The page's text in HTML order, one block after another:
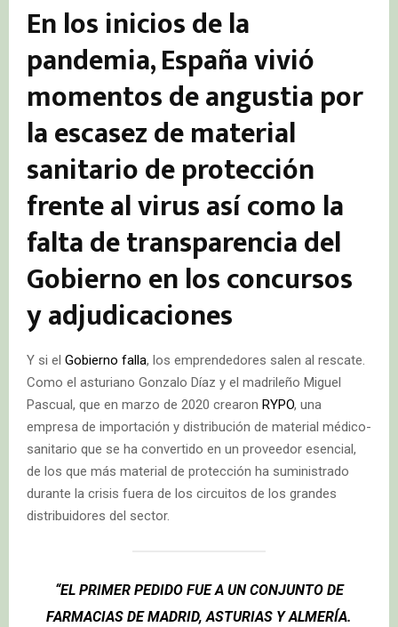
En los inicios de la
pandemia, España vivió
momentos de angustia por
la escasez de material
sanitario de protección
frente al virus así como la
falta de transparencia del
Gobierno en los concursos
y adjudicaciones
Y si el Gobierno falla, los emprendedores salen al rescate.
Como el asturiano Gonzalo Díaz y el madrileño Miguel
Pascual, que en marzo de 2020 crearon RYPO, una
empresa de importación y distribución de material médico-
sanitario que se ha convertido en un proveedor esencial,
de los que más material de protección ha suministrado
durante la crisis fuera de los circuitos de los grandes
distribuidores del sector.
“EL PRIMER PEDIDO FUE A UN CONJUNTO DE
FARMACIAS DE MADRID, ASTURIAS Y ALMERÍA.